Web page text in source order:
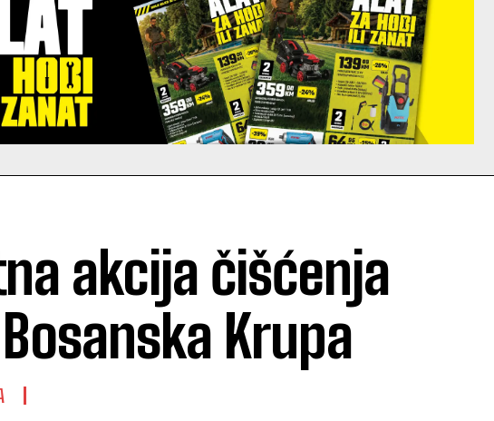
akcija čišćenja
Krupa